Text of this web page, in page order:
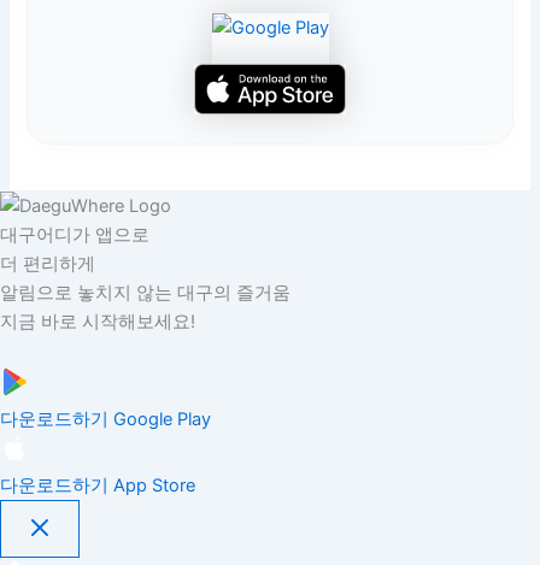
대구어디가 앱으로
더 편리하게
알림으로 놓치지 않는 대구의 즐거움
지금 바로 시작해보세요!
다운로드하기 Google Play
다운로드하기 App Store